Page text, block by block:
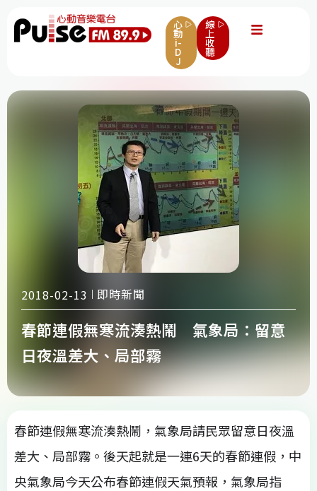
心
動
i-
D
J
線
上
收
聽
2018-02-13 即時新聞
春節連假無寒流湊熱鬧 氣象局：留意
日夜溫差大、局部霧
春節連假無寒流湊熱鬧，氣象局請民眾留意日夜溫
差大、局部霧。後天起就是一連6天的春節連假，中
央氣象局今天公布春節連假天氣預報，氣象局指